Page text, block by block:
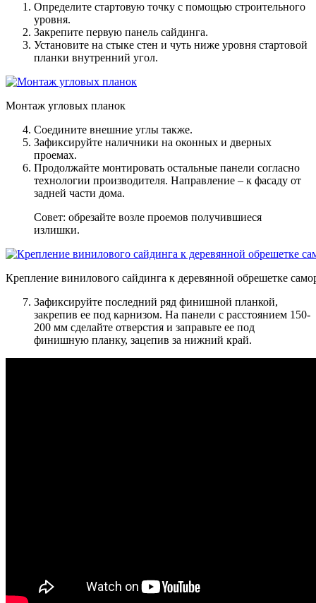
Определите стартовую точку с помощью строительного
уровня.
Закрепите первую панель сайдинга.
Установите на стыке стен и чуть ниже уровня стартовой
планки внутренний угол.
Монтаж угловых планок
Соедините внешние углы также.
Зафиксируйте наличники на оконных и дверных
проемах.
Продолжайте монтировать остальные панели согласно
технологии производителя. Направление – к фасаду от
задней части дома.
Совет: обрезайте возле проемов получившиеся
излишки.
Крепление винилового сайдинга к деревянной обрешетке
Зафиксируйте последний ряд финишной планкой,
закрепив ее под карнизом. На панели с расстоянием 150-
200 мм сделайте отверстия и заправьте ее под
финишную планку, зацепив за нижний край.